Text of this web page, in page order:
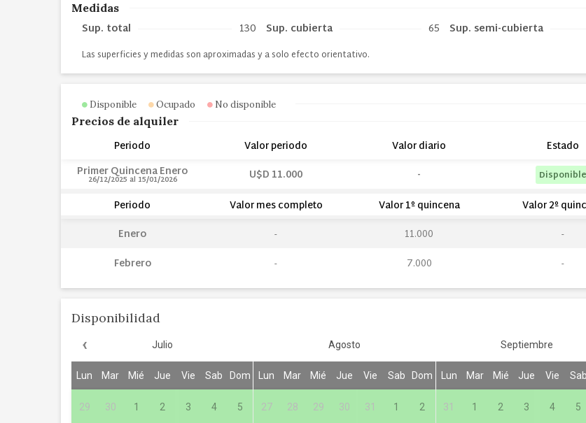
Medidas
Sup. total 130 Sup. cubierta 65 Sup. semi-cubierta
Las superficies y medidas son aproximadas y a solo efecto orientativo.
Disponible Ocupado No disponible
Precios de alquiler
Periodo Valor periodo Valor diario
Estado
Primer Quincena Enero
26/12/2025 al 15/01/2026 U$D 11.000 - Disponible
Periodo Valor mes completo Valor 1º quincena
Valor 2º
Enero
11.000
Febrero
7.000
Disponibilidad
‹ Julio
Lun Mar Mié Jue Vie Sab Dom
29 30 1 2 3 4 5
Agosto
Lun Mar Mié Jue Vie Sab Dom
27 28 29 30 31 1 2
Septiembre
Lun Mar Mié Jue Vie Sab
31 1 2 3 4 5